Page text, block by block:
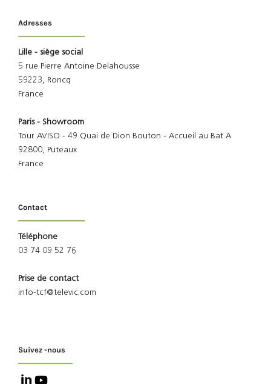
Adresses
Lille - siège social
5 rue Pierre Antoine Delahousse
59223, Roncq
France
Paris - Showroom
Tour AVISO - 49 Quai de Dion Bouton - Accueil au Bat A
92800, Puteaux
France
Contact
Téléphone
03 74 09 52 76
Prise de contact
info-tcf@televic.com
Suivez -nous